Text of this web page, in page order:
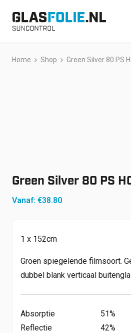
naar
Producten
Werken bij
Shop
Inloggen
Home Shop Green Silver 80 PS
Green Silver 80 PS
Vanaf: €38.80
1 x 152cm
Groen spiegelende filmsoort.
dubbel blank verticaal
Absorptie
51%
Reflectie
42%